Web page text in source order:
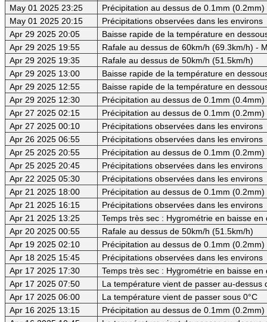
May 01 2025 23:25
Précipitation au dessus de 0.1mm
May 01 2025 20:15
Précipitations observées dans les environs
Apr 29 2025 20:05
Baisse rapide de la température en
Apr 29 2025 19:55
Rafale au dessus de 60km/h (69.3km/h) -
Apr 29 2025 19:35
Rafale au dessus de 50km/h (51.5km/h)
Apr 29 2025 13:00
Baisse rapide de la température en
Apr 29 2025 12:55
Baisse rapide de la température en
Apr 29 2025 12:30
Précipitation au dessus de 0.1mm
Apr 27 2025 02:15
Précipitation au dessus de 0.1mm
Apr 27 2025 00:10
Précipitations observées dans les environs
Apr 26 2025 06:55
Précipitations observées dans les environs
Apr 25 2025 20:55
Précipitation au dessus de 0.1mm
Apr 25 2025 20:45
Précipitations observées dans les environs
Apr 22 2025 05:30
Précipitations observées dans les environs
Apr 21 2025 18:00
Précipitation au dessus de 0.1mm
Apr 21 2025 16:15
Précipitations observées dans les environs
Apr 21 2025 13:25
Temps très sec : Hygrométrie en baisse
Apr 20 2025 00:55
Rafale au dessus de 50km/h (51.5km/h)
Apr 19 2025 02:10
Précipitation au dessus de 0.1mm
Apr 18 2025 15:45
Précipitations observées dans les environs
Apr 17 2025 17:30
Temps très sec : Hygrométrie en baisse
Apr 17 2025 07:50
La température vient de passer au-
Apr 17 2025 06:00
La température vient de passer sous 0°C
Apr 16 2025 13:15
Précipitation au dessus de 0.1mm